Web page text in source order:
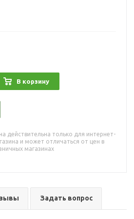
В корзину
действительна только для интернет-
и может отличаться от цен в
магазинах
Задать вопрос